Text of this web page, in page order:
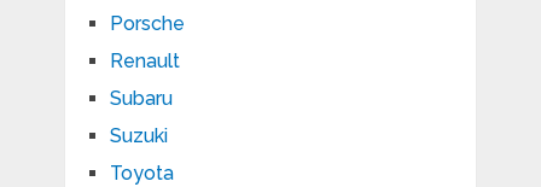
Porsche
Renault
Subaru
Suzuki
Toyota